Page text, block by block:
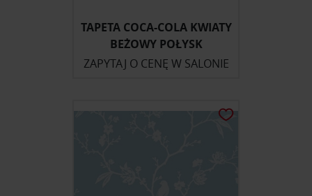
TAPETA COCA-COLA KWIATY
BEŻOWY POŁYSK
ZAPYTAJ O CENĘ W SALONIE